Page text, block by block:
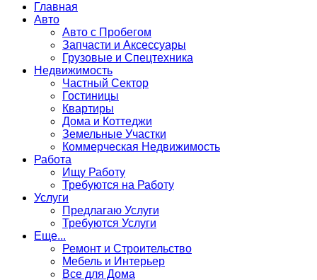
Главная
Авто
Авто с Пробегом
Запчасти и Аксессуары
Грузовые и Спецтехника
Недвижимость
Частный Сектор
Гостиницы
Квартиры
Дома и Коттеджи
Земельные Участки
Коммерческая Недвижимость
Работа
Ищу Работу
Требуются на Работу
Услуги
Предлагаю Услуги
Требуются Услуги
Еще...
Ремонт и Строительство
Мебель и Интерьер
Все для Дома